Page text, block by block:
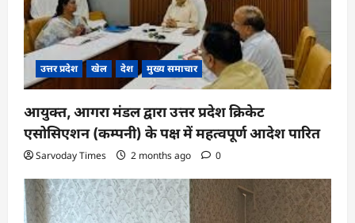
उत्तर प्रदेश खेल देश मुख्य समाचार
आयुक्त, आगरा मंडल द्वारा उत्तर प्रदेश क्रिकेट
एसोसिएशन (कम्पनी) के पक्ष में महत्वपूर्ण आदेश पारित
Sarvoday Times 2 months ago 0